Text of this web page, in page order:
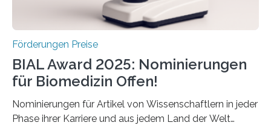
Förderungen Preise
BIAL Award 2025: Nominierungen
für Biomedizin Offen!
Nominierungen für Artikel von Wissenschaftlern in jeder
Phase ihrer Karriere und aus jedem Land der Welt